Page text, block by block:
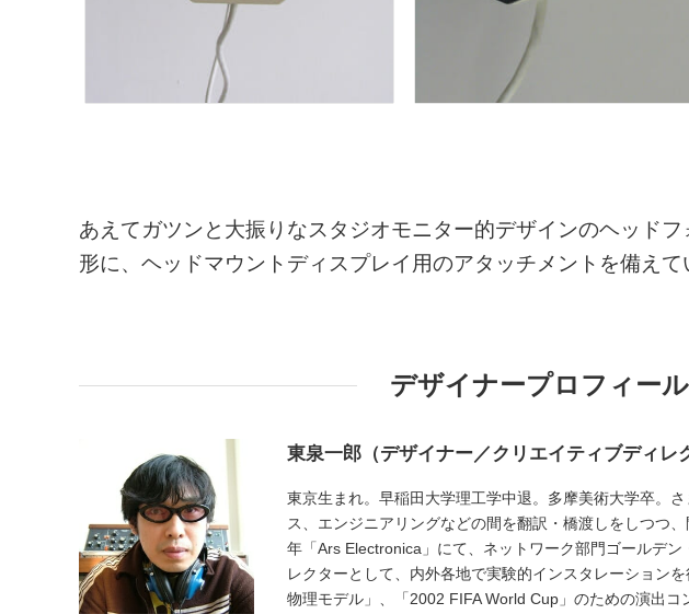
あえてガツンと大振りなスタジオモニター的デザインのヘッド
形に、ヘッドマウントディスプレイ用のアタッチメントを備えて
デザイナープロフィール
東泉一郎（デザイナー／クリエイティブディレ
東京生まれ。早稲田大学理工学中退。多摩美術大学卒。
ス、エンジニアリングなどの間を翻訳・橋渡しをしつつ
年「Ars Electronica」にて、ネットワーク部門ゴールデン
レクターとして、内外各地で実験的インスタレーション
物理モデル」、「2002 FIFA World Cup」のための演出